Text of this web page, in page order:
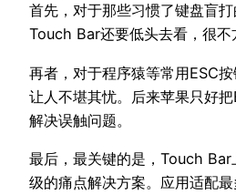
首先，对于那些习惯了键盘盲
Touch Bar还要低头去看，很不
再者，对于程序猿等常用ESC
让人不堪其忧。后来苹果只好
解决误触问题。
最后，最关键的是，Touch
级的痛点解决方案。应用适配